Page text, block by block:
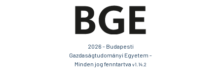
2026 - Budapesti
Gazdaságtudományi Egyetem -
Minden jog fenntartva v1.14.2